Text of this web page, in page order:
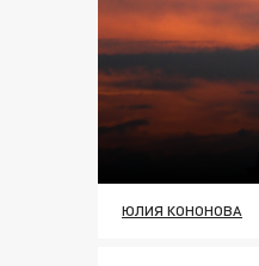
ЮЛИЯ КОНОНОВА